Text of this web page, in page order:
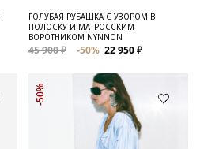
ГОЛУБАЯ РУБАШКА С УЗОРОМ В
ПОЛОСКУ И МАТРОССКИМ
ВОРОТНИКОМ NYNNON
45 900 ₽ -50% 22 950 ₽
-50%